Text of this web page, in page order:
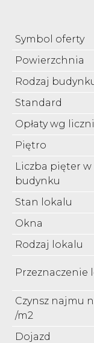
Symbol oferty
Powierzchnia
Rodzaj
Standard
Opłaty wg
Piętro
Liczba pięter w
budynku
Stan lokalu
Okna
Rodzaj lokalu
Przeznaczenie
Czynsz najmu
/m2
Dojazd